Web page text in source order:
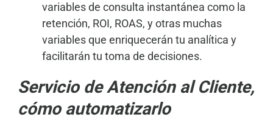
variables de consulta instantánea como la
retención, ROI, ROAS, y otras muchas
variables que enriquecerán tu analítica y
facilitarán tu toma de decisiones.
Servicio de Atención al Cliente,
cómo automatizarlo